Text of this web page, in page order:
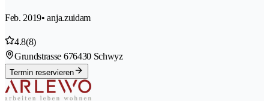
Feb. 2019• anja.zuidam
4.8(8)
Grundstrasse 676430 Schwyz
Termin reservieren